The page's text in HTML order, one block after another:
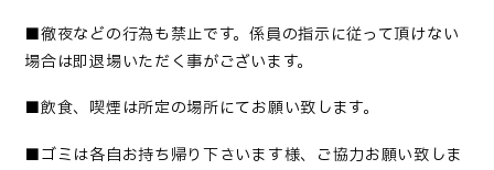
■徹夜などの行為も禁止です。係員の指示に従って頂けない
場合は即退場いただく事がございます。
■飲食、喫煙は所定の場所にてお願い致します。
■ゴミは各自お持ち帰り下さいます様、ご協力お願い致しま